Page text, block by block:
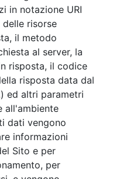
in notazione URI
risorse
il metodo
al server, la
risposta, il codice
risposta data dal
ed altri parametri
all'ambiente
dati vengono
informazioni
Sito e per
per